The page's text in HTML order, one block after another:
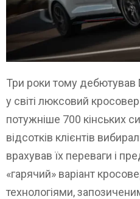
Три роки тому дебютував
у світі люксовий
потужніше 700 кінських
відсотків клієнтів
врахував їх переваги і
«гарячий» варіант
технологіями,